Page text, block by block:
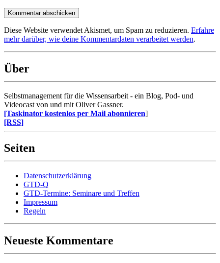
Diese Website verwendet Akismet, um Spam zu reduzieren. Erfahre
mehr darüber, wie deine Kommentardaten verarbeitet werden.
Über
Selbstmanagement für die Wissensarbeit - ein Blog, Pod- und
Videocast von und mit Oliver Gassner.
[Taskinator kostenlos per Mail abonnieren]
[RSS]
Seiten
Datenschutzerklärung
GTD-Q
GTD-Termine: Seminare und Treffen
Impressum
Regeln
Neueste Kommentare